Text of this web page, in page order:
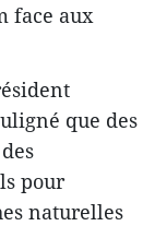
face aux
que des
pour
naturelles